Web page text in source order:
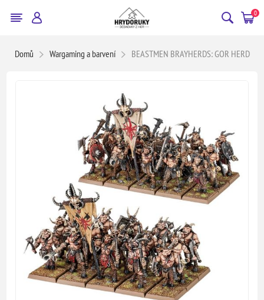
0
Domů Wargaming a barvení BEASTMEN BRAYHERDS: GOR HERD